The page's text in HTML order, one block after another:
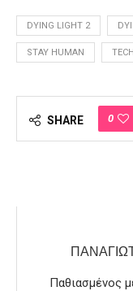
DYING LIGHT 2
STAY HUMAN
SHARE 0
Παθιασμένος